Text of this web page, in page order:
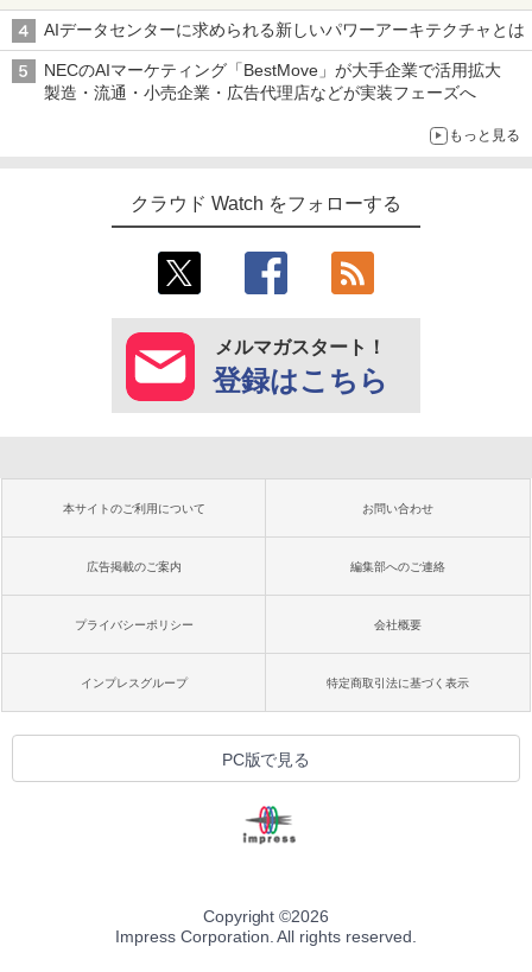
AIデータセンターに求められる新しいパワーアーキテクチャとは
NECのAIマーケティング「BestMove」が大手企業で活用拡大
製造・流通・小売企業・広告代理店などが実装フェーズへ
もっと見る
クラウド Watch をフォローする
メルマガスタート！
登録はこちら
本サイトのご利用について お問い合わせ
広告掲載のご案内 編集部へのご連絡
プライバシーポリシー 会社概要
インプレスグループ 特定商取引法に基づく表示
PC版で見る
Copyright ©2026
Impress Corporation. All rights reserved.